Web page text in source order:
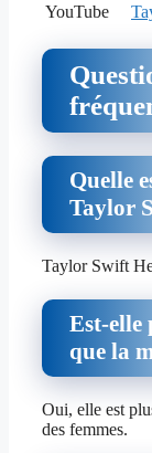
YouTube
Quelle
Taylor
Taylor Swift
Est-elle
que la
Oui, elle est
des femmes.